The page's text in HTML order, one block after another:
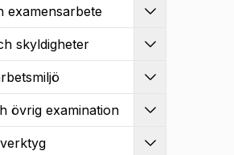
examensarbete
skyldigheter
övrig examination